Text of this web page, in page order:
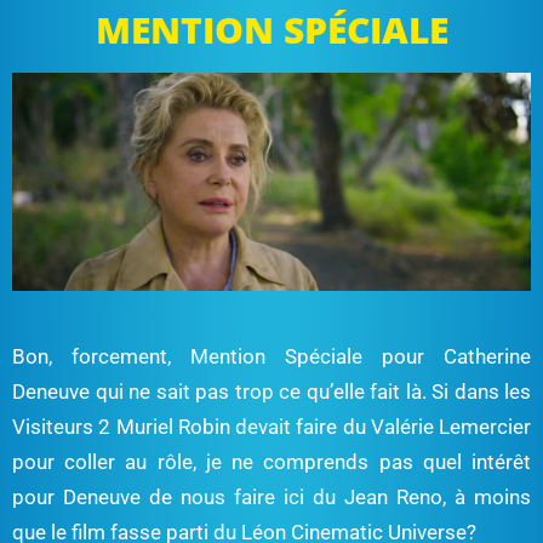
MENTION SPÉCIALE
Bon, forcement, Mention Spéciale pour Catherine
Deneuve qui ne sait pas trop ce qu’elle fait là. Si dans les
Visiteurs 2 Muriel Robin devait faire du Valérie Lemercier
pour coller au rôle, je ne comprends pas quel intérêt
pour Deneuve de nous faire ici du Jean Reno, à moins
que le film fasse parti du Léon Cinematic Universe?